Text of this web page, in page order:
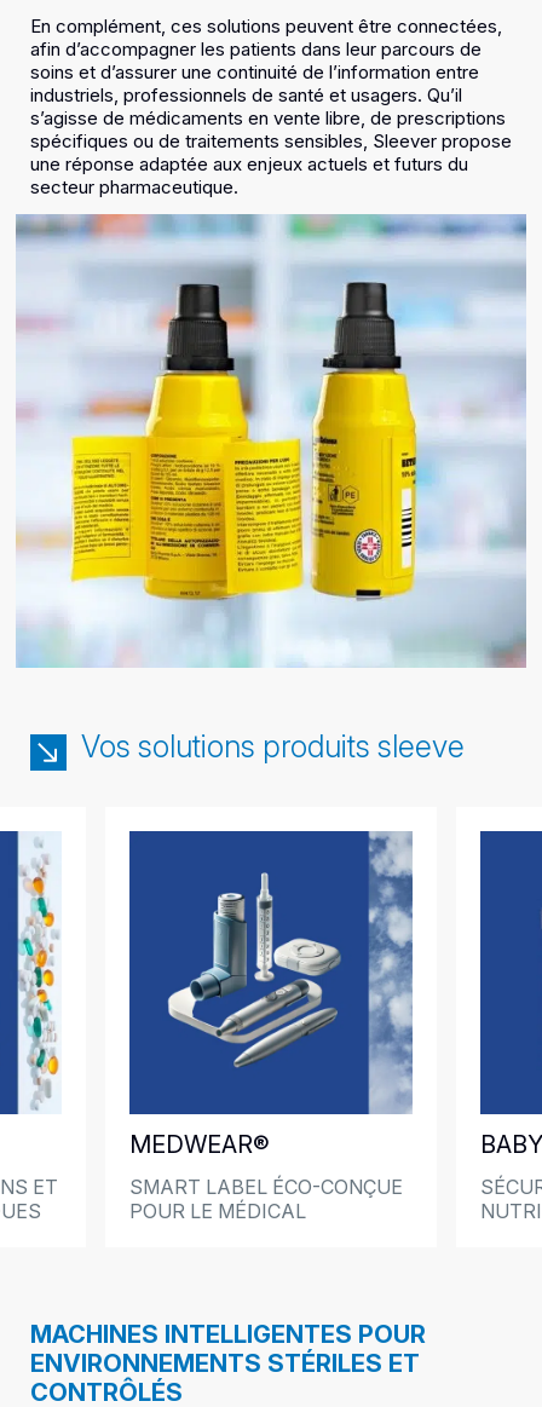
En complément, ces solutions peuvent être connectées,
afin d’accompagner les patients dans leur parcours de
soins et d’assurer une continuité de l’information entre
industriels, professionnels de santé et usagers. Qu’il
s’agisse de médicaments en vente libre, de prescriptions
spécifiques ou de traitements sensibles, Sleever propose
une réponse adaptée aux enjeux actuels et futurs du
secteur pharmaceutique.
Vos solutions produits sleeve
ET
MEDWEAR®
SMART LABEL ÉCO-CONÇUE
POUR LE MÉDICAL
MACHINES INTELLIGENTES POUR
ENVIRONNEMENTS STÉRILES ET
CONTRÔLÉS